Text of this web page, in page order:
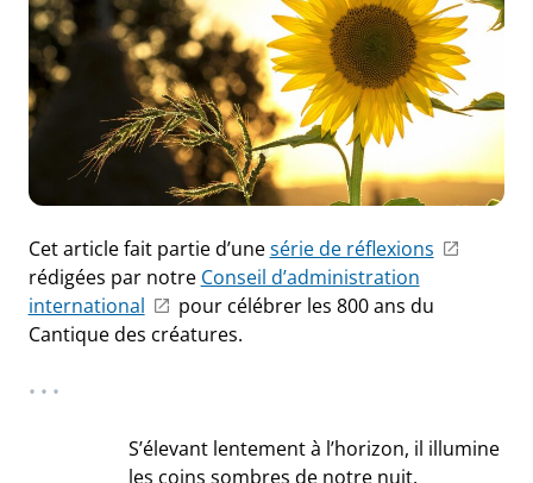
Cet article fait partie d’unesérie de réflexions
rédigées par notre Conseil d’administration
international
pour célébrer les 800 ans du
Cantique des créatures.
• • •
S’élevant lentement à l’horizon, il illumine
les coins sombres de notre nuit.